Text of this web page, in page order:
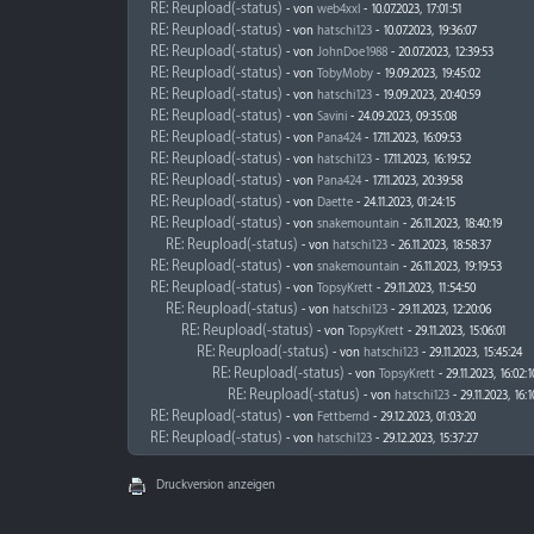
RE: Reupload(-status) - von web4xxl - 10.07.2023, 17:01:51
RE: Reupload(-status) - von hatschi123 - 10.07.2023, 19:36:07
RE: Reupload(-status) - von JohnDoe1988 - 20.07.2023, 12:39:53
RE: Reupload(-status) - von TobyMoby - 19.09.2023, 19:45:02
RE: Reupload(-status) - von hatschi123 - 19.09.2023, 20:40:59
RE: Reupload(-status) - von Savini - 24.09.2023, 09:35:08
RE: Reupload(-status) - von Pana424 - 17.11.2023, 16:09:53
RE: Reupload(-status) - von hatschi123 - 17.11.2023, 16:19:52
RE: Reupload(-status) - von Pana424 - 17.11.2023, 20:39:58
RE: Reupload(-status) - von Daette - 24.11.2023, 01:24:15
RE: Reupload(-status) - von snakemountain - 26.11.2023, 18:40:19
RE: Reupload(-status) - von hatschi123 - 26.11.2023, 18:58:37
RE: Reupload(-status) - von snakemountain - 26.11.2023, 19:19:53
RE: Reupload(-status) - von TopsyKrett - 29.11.2023, 11:54:50
RE: Reupload(-status) - von hatschi123 - 29.11.2023, 12:20:06
RE: Reupload(-status) - von TopsyKrett - 29.11.2023, 15:06:01
RE: Reupload(-status) - von hatschi123 - 29.11.2023, 15:45:24
RE: Reupload(-status) - von TopsyKrett - 29.11.2023,
RE: Reupload(-status) - von hatschi123 - 29.11.2023,
RE: Reupload(-status) - von Fettbernd - 29.12.2023, 01:03:20
RE: Reupload(-status) - von hatschi123 - 29.12.2023, 15:37:27
Druckversion anzeigen